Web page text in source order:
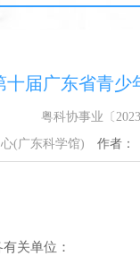
十届广东省青
粤科协事业〔
(广东科学馆) 作者：
关单位：